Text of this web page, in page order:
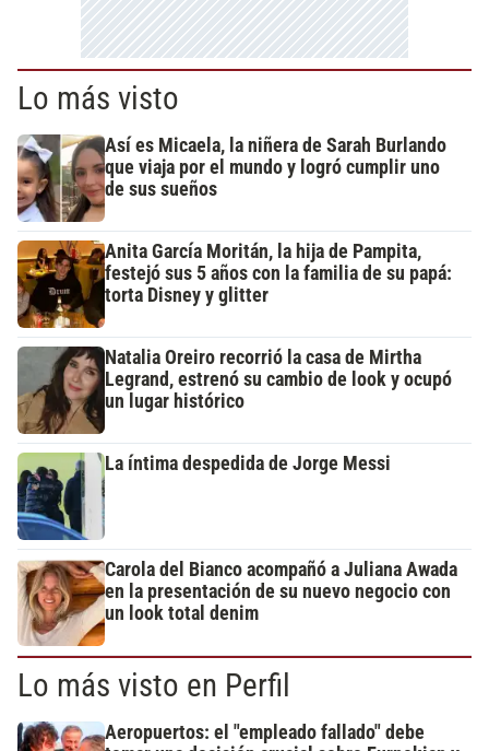
Lo más visto
Así es Micaela, la niñera de Sarah Burlando
que viaja por el mundo y logró cumplir uno
de sus sueños
Anita García Moritán, la hija de Pampita,
festejó sus 5 años con la familia de su papá:
torta Disney y glitter
Natalia Oreiro recorrió la casa de Mirtha
Legrand, estrenó su cambio de look y ocupó
un lugar histórico
La íntima despedida de Jorge Messi
Carola del Bianco acompañó a Juliana Awada
en la presentación de su nuevo negocio con
un look total denim
Lo más visto en Perfil
Aeropuertos: el "empleado fallado" debe